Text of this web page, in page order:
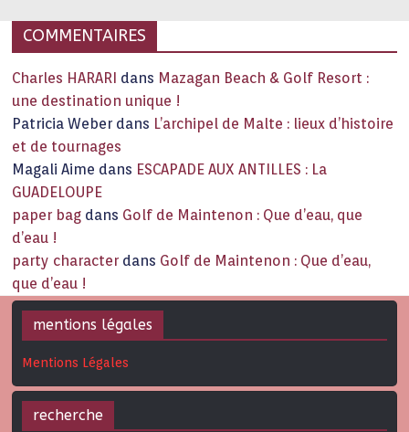
COMMENTAIRES
Charles HARARI dans Mazagan Beach & Golf Resort :
une destination unique !
Patricia Weber dans L’archipel de Malte : lieux d’histoire
et de tournages
Magali Aime dans ESCAPADE AUX ANTILLES : La
GUADELOUPE
paper bag dans Golf de Maintenon : Que d’eau, que
d’eau !
party character dans Golf de Maintenon : Que d’eau,
que d’eau !
mentions légales
Mentions Légales
recherche